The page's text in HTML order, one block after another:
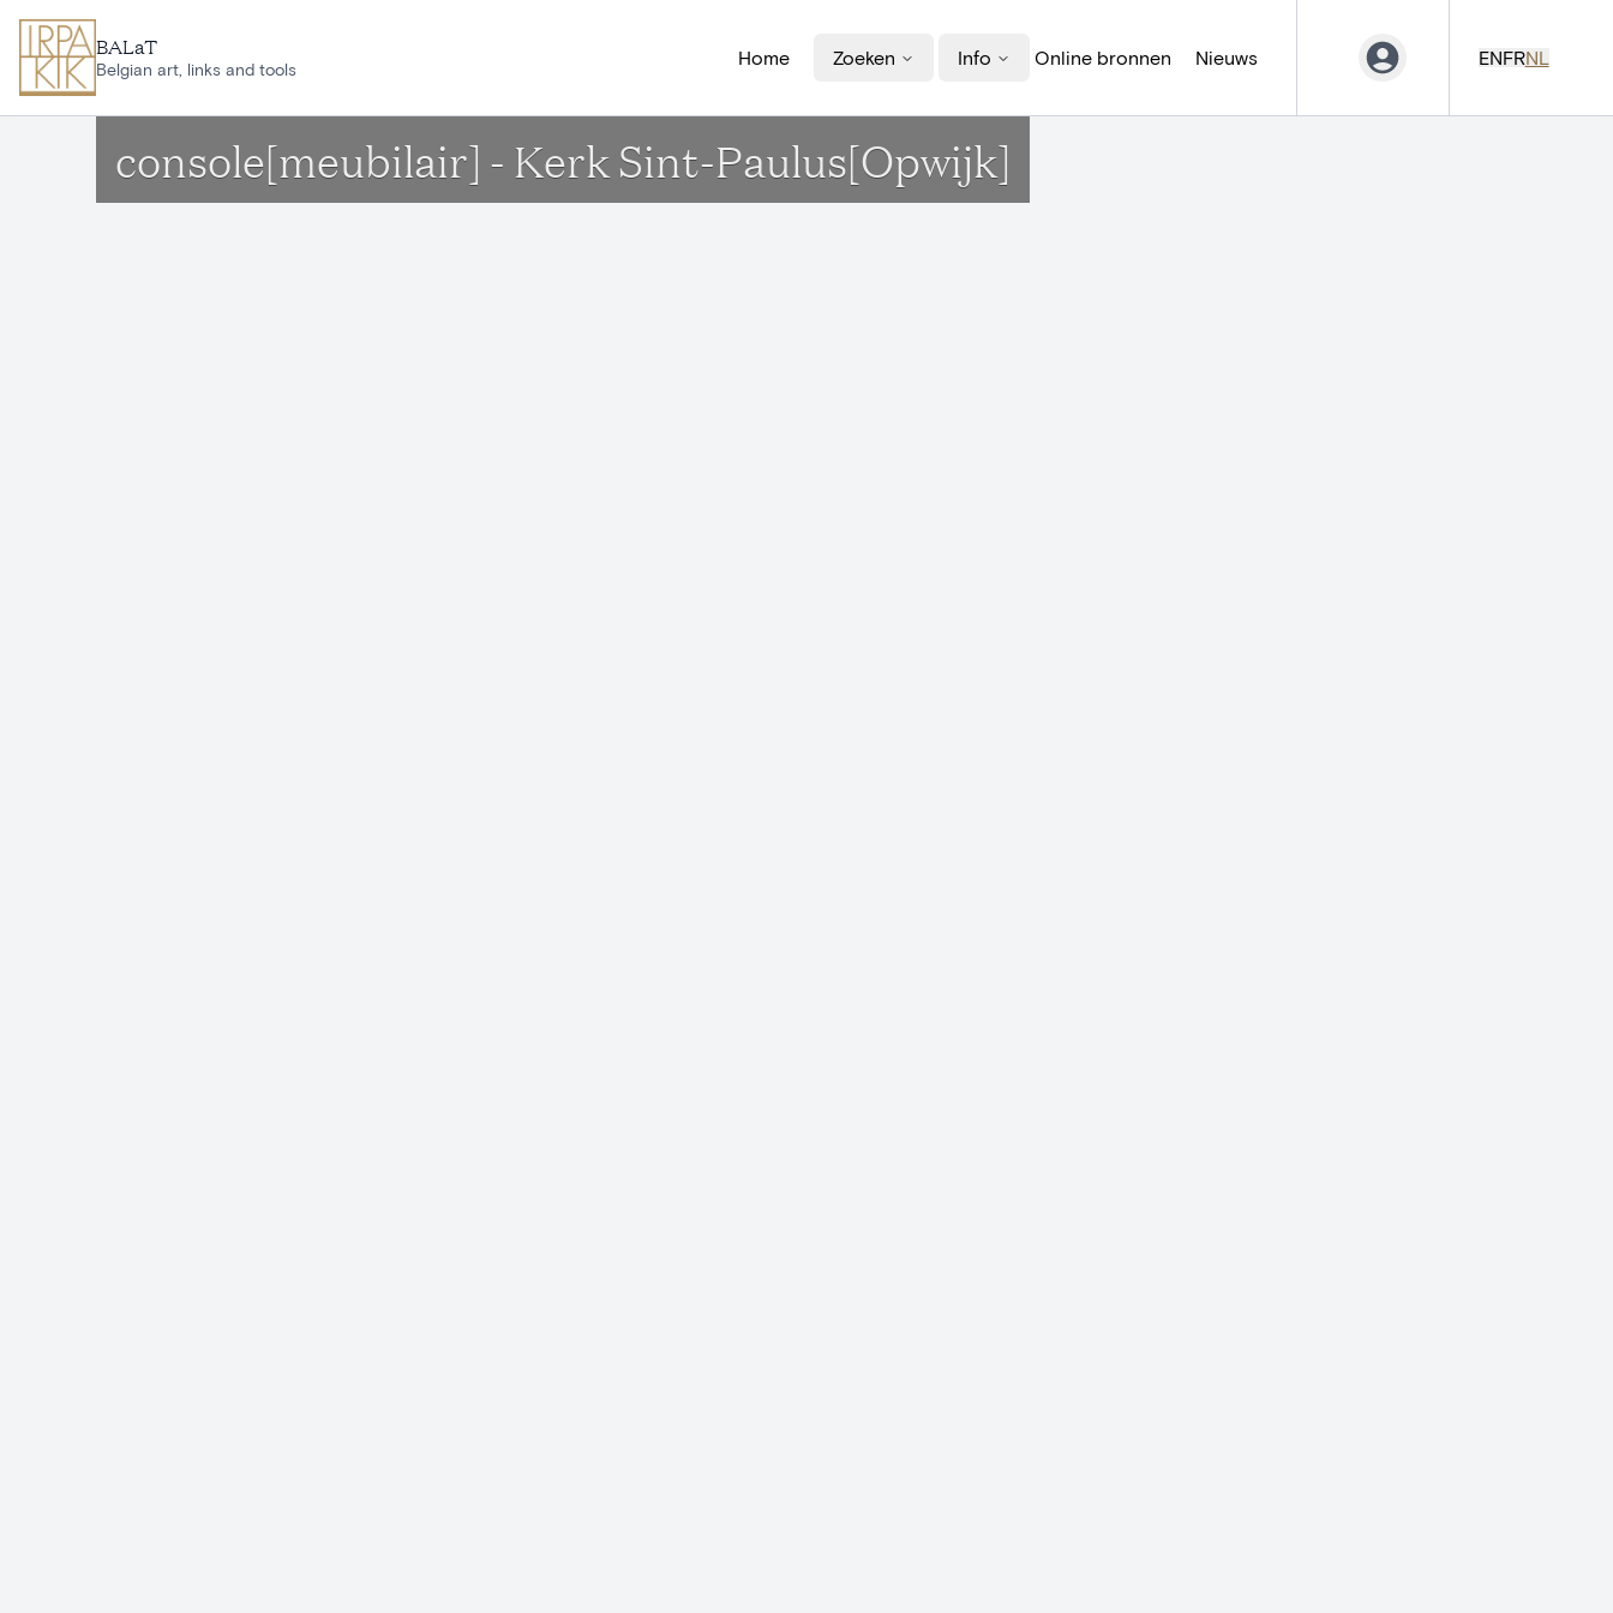
BALaT
Belgian art, links and tools
Home Zoeken Info Online bronnen Nieuws ENFRNL
console[meubilair] - Kerk Sint-Paulus[Opwijk]